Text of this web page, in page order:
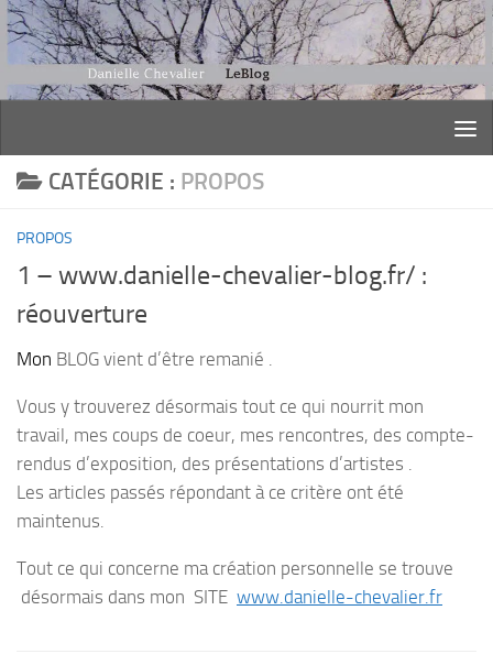
Skip to content
CATÉGORIE : PROPOS
PROPOS
1 – www.danielle-chevalier-blog.fr/ :
réouverture
Mon BLOG vient d’être remanié .
Vous y trouverez désormais tout ce qui nourrit mon
travail, mes coups de coeur, mes rencontres, des compte-
rendus d’exposition, des présentations d’artistes .
Les articles passés répondant à ce critère ont été
maintenus.
Tout ce qui concerne ma création personnelle se trouve
désormais dans mon SITE www.danielle-chevalier.fr